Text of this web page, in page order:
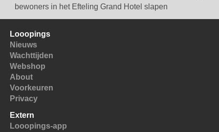
bewoners in het Efteling Grand Hotel slapen
Looopings
Nieuws
Wachttijden
Webshop
About
Voorkeuren
Privacy
Extern
Looopings-app